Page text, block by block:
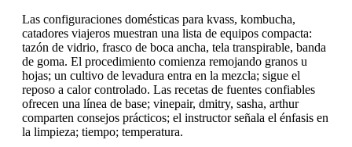
Las configuraciones domésticas para kvass, kombucha,
catadores viajeros muestran una lista de equipos compacta:
tazón de vidrio, frasco de boca ancha, tela transpirable, banda
de goma. El procedimiento comienza remojando granos u
hojas; un cultivo de levadura entra en la mezcla; sigue el
reposo a calor controlado. Las recetas de fuentes confiables
ofrecen una línea de base; vinepair, dmitry, sasha, arthur
comparten consejos prácticos; el instructor señala el énfasis en
la limpieza; tiempo; temperatura.